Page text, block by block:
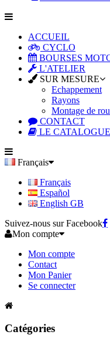
ACCUEIL
CYCLO
BOURSES
L'ATELIER
SUR MESURE
Echappement
Rayons
Montage de
CONTACT
LE CATALOGUE
Français
Français
Español
English GB
Suivez-nous sur Facebook
Mon compte
Mon compte
Contact
Mon Panier
Se connecter
Catégories